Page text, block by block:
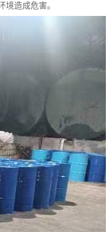
境造成危害。